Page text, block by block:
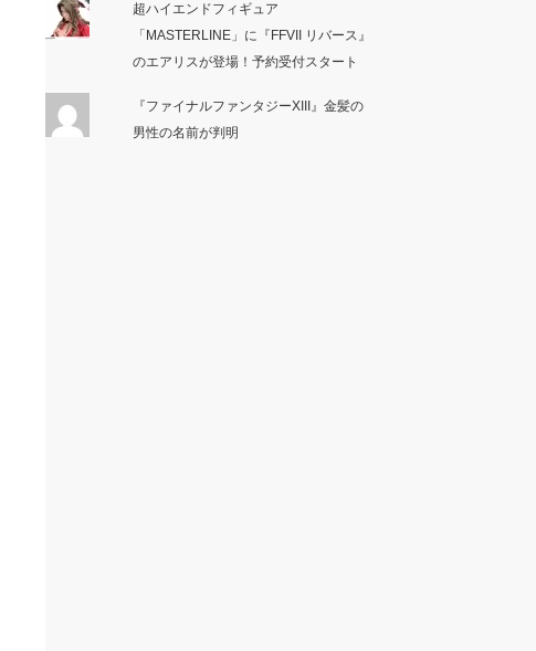
超ハイエンドフィギュア
「MASTERLINE」に『FFVII リバース』
のエアリスが登場！予約受付スタート
『ファイナルファンタジーXIII』金髪の
男性の名前が判明